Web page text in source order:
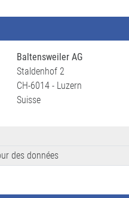
Baltensweiler AG
Staldenhof 2
CH-6014 - Luzern
Suisse
des données